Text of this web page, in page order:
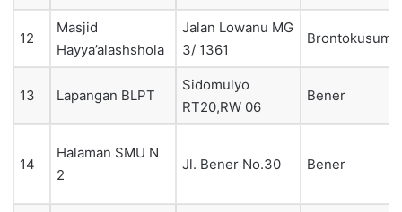
12
Masjid
Hayya’alashshola
Jalan Lowanu MG
3/ 1361
13 Lapangan BLPT
Sidomulyo
RT20,RW 06
Bener
14
Halaman SMU N
2
Jl. Bener No.30 Bener